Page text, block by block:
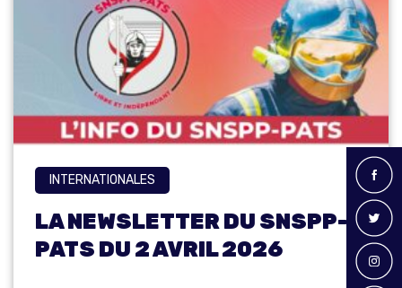
INTERNATIONALES
LA NEWSLETTER DU SNSPP-
PATS DU 2 AVRIL 2026